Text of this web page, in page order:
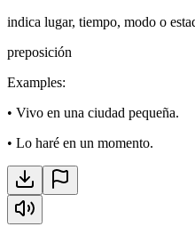
indica lugar, tiempo, modo o
preposición
Examples:
• Vivo en una ciudad pequeña.
• Lo haré en un momento.